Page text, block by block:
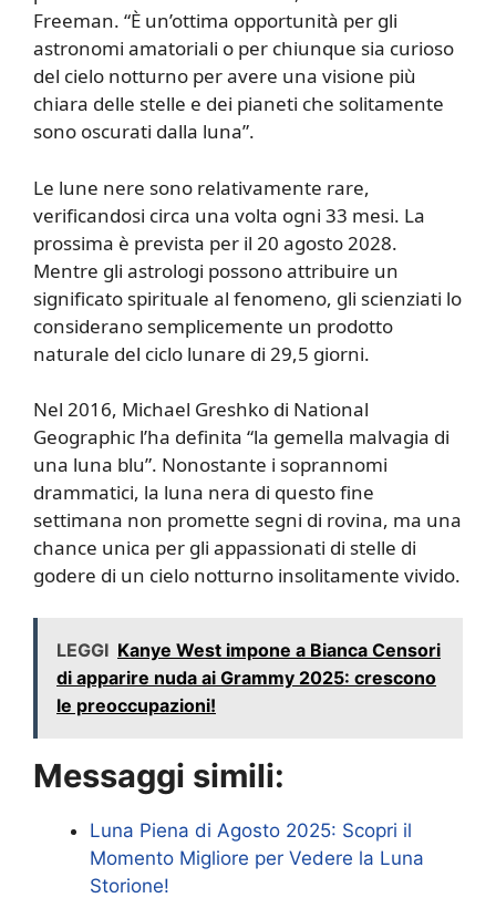
Freeman. “È un’ottima opportunità per gli
astronomi amatoriali o per chiunque sia curioso
del cielo notturno per avere una visione più
chiara delle stelle e dei pianeti che solitamente
sono oscurati dalla luna”.
Le lune nere sono relativamente rare,
verificandosi circa una volta ogni 33 mesi. La
prossima è prevista per il 20 agosto 2028.
Mentre gli astrologi possono attribuire un
significato spirituale al fenomeno, gli scienziati lo
considerano semplicemente un prodotto
naturale del ciclo lunare di 29,5 giorni.
Nel 2016, Michael Greshko di National
Geographic l’ha definita “la gemella malvagia di
una luna blu”. Nonostante i soprannomi
drammatici, la luna nera di questo fine
settimana non promette segni di rovina, ma una
chance unica per gli appassionati di stelle di
godere di un cielo notturno insolitamente vivido.
LEGGI Kanye West impone a Bianca Censori
di apparire nuda ai Grammy 2025: crescono
le preoccupazioni!
Messaggi simili:
Luna Piena di Agosto 2025: Scopri il
Momento Migliore per Vedere la Luna
Storione!